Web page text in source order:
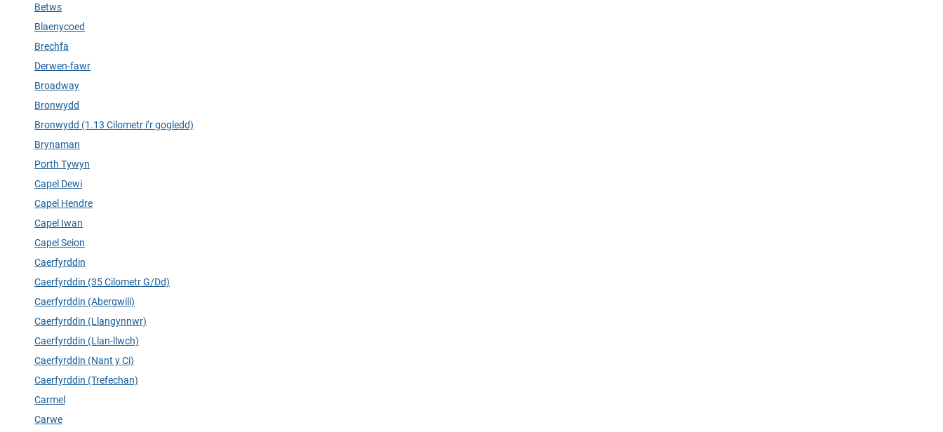
Betws
Blaenycoed
Brechfa
Derwen-fawr
Broadway
Bronwydd
Bronwydd (1.13 Cilometr i’r gogledd)
Brynaman
Porth Tywyn
Capel Dewi
Capel Hendre
Capel Iwan
Capel Seion
Caerfyrddin
Caerfyrddin (35 Cilometr G/Dd)
Caerfyrddin (Abergwili)
Caerfyrddin (Llangynnwr)
Caerfyrddin (Llan-llwch)
Caerfyrddin (Nant y Ci)
Caerfyrddin (Trefechan)
Carmel
Carwe